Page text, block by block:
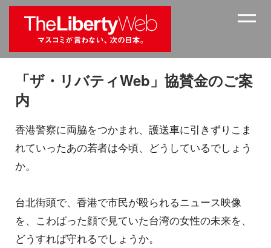
「ザ・リバティWeb」協賛金のご案
内
香港警察に両脇をつかまれ、護送車に引きずりこま
れていったあの若者は今頃、どうしているでしょう
か。
台北街頭で、香港で市民が殴られるニュース映像
を、こわばった顔で見ていた台湾の女性の未来を、
どうすれば守れるでしょうか。